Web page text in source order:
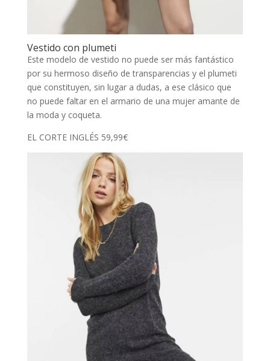
Vestido con plumeti
Este modelo de vestido no puede ser más fantástico
por su hermoso diseño de transparencias y el plumeti
que constituyen, sin lugar a dudas, a ese clásico que
no puede faltar en el armario de una mujer amante de
la moda y coqueta.
EL CORTE INGLÉS 59,99€